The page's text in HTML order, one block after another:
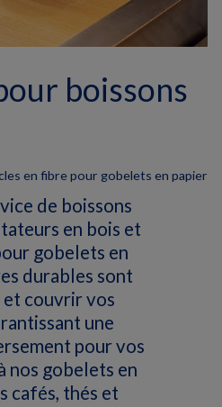
boissons
en fibre pour gobelets en papier
de boissons
en bois et
gobelets en
durables sont
couvrir vos
une
pour vos
nos gobelets en
cafés, thés et